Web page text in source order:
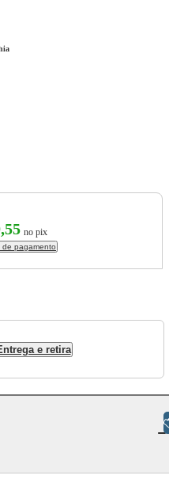
no pix
de pagamento
e retira